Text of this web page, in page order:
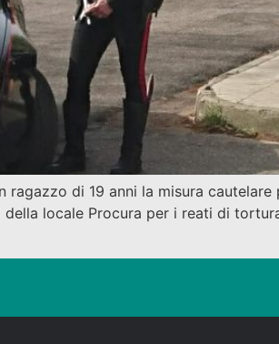
di 19 anni la misura cautelare
locale Procura per i reati di